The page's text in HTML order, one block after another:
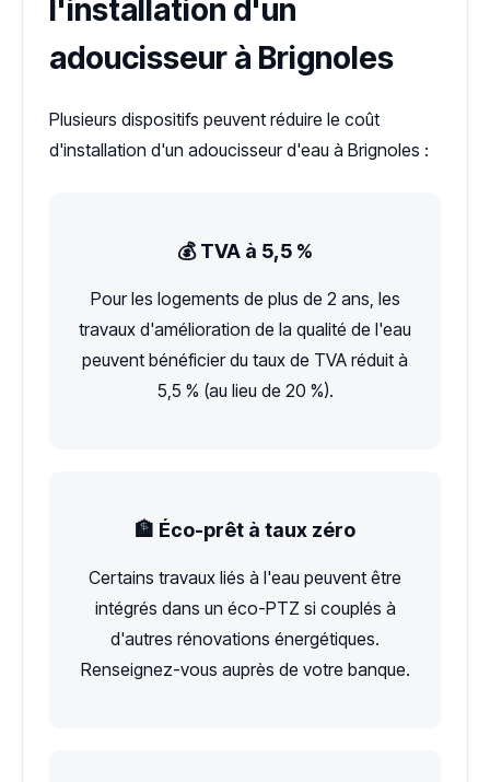
l'installation d'un
adoucisseur à Brignoles
Plusieurs dispositifs peuvent réduire le coût
d'installation d'un adoucisseur d'eau à Brignoles :
💰 TVA à 5,5 %
Pour les logements de plus de 2 ans, les
travaux d'amélioration de la qualité de l'eau
peuvent bénéficier du taux de TVA réduit à
5,5 % (au lieu de 20 %).
🏦 Éco-prêt à taux zéro
Certains travaux liés à l'eau peuvent être
intégrés dans un éco-PTZ si couplés à
d'autres rénovations énergétiques.
Renseignez-vous auprès de votre banque.